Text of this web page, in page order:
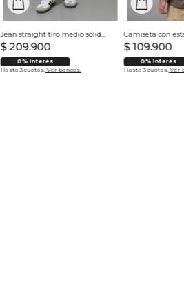
Jean straight tiro medio sólido para hombre
$ 209.900
0% Interés
Hasta 3 cuotas. Ver bancos.
$ 109.900
0% Interés
Hasta 3 cuotas. Ver